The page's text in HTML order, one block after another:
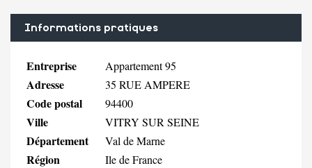
Informations pratiques
Entreprise Appartement 95
Adresse 35 RUE AMPERE
Code postal 94400
Ville VITRY SUR SEINE
Département Val de Marne
Région Ile de France